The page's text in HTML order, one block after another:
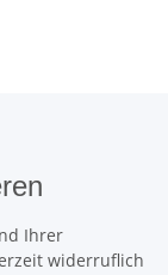
Ihrer
widerruflich